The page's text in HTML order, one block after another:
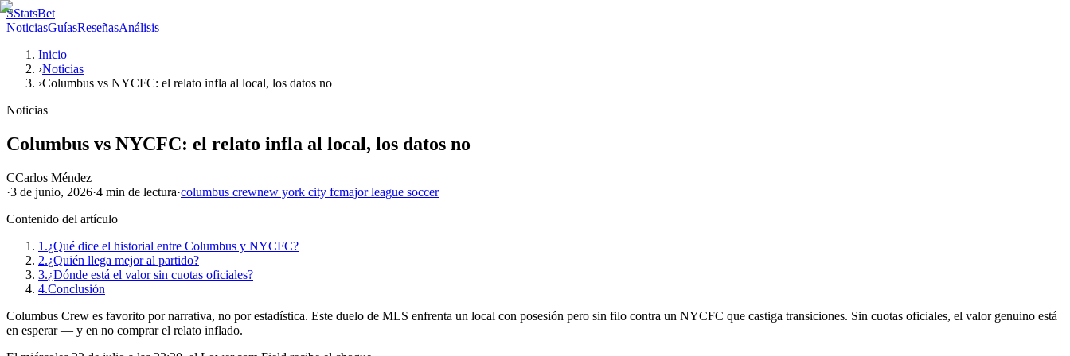
SStatsBet
NoticiasGuíasReseñasAnálisis
Inicio
›Noticias
›Columbus vs NYCFC: el relato infla al local, los datos no
Noticias
Columbus vs NYCFC: el relato infla al local, los datos no
CCarlos Méndez
·3 de junio, 2026·4 min de lectura·columbus crewnew york city fcmajor league soccer
Contenido del artículo
1.¿Qué dice el historial entre Columbus y NYCFC?
2.¿Quién llega mejor al partido?
3.¿Dónde está el valor sin cuotas oficiales?
4.Conclusión
Columbus Crew es favorito por narrativa, no por estadística. Este duelo de MLS enfrenta un local con posesión pero sin filo contra un NYCFC que castiga transiciones. Sin cuotas oficiales, el valor genuino está
en esperar — y en no comprar el relato inflado.